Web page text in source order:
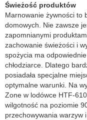
Świeżość produktów
Marnowanie żywności to
domowych. Nie zawsze
zapomnianymi
zachowanie świeżości i
spożycia ma
chłodziarce. Dlatego
posiadała specjalne
optymalne warunki. Na
Zone w lodówce HTF-
wilgotność na poziomie
przechowywania warzyw